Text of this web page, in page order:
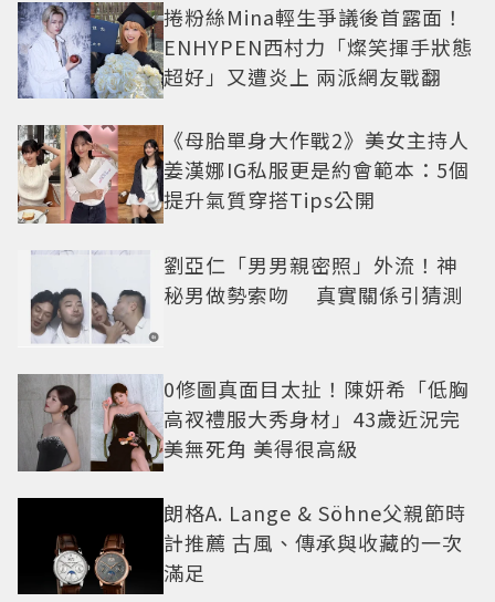
捲粉絲Mina輕生爭議後首露面！
ENHYPEN西村力「燦笑揮手狀態
超好」又遭炎上 兩派網友戰翻
《母胎單身大作戰2》美女主持人
姜漢娜IG私服更是約會範本：5個
提升氣質穿搭Tips公開
劉亞仁「男男親密照」外流！神
秘男做勢索吻 真實關係引猜測
0修圖真面目太扯！陳妍希「低胸
高衩禮服大秀身材」43歲近況完
美無死角 美得很高級
朗格A. Lange & Söhne父親節時
計推薦 古風、傳承與收藏的一次
滿足